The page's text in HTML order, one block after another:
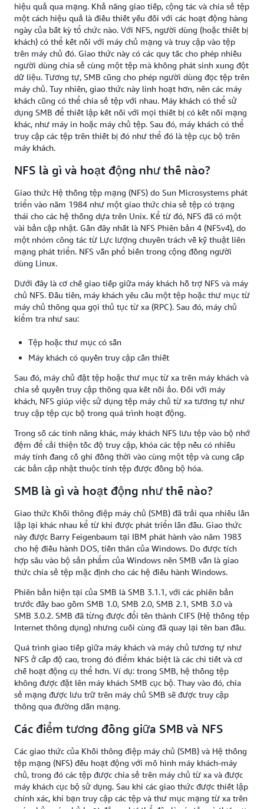
hiệu quả qua mạng. Khả năng giao tiếp, cộng tác và chia sẻ tệp
một cách hiệu quả là điều thiết yếu đối với các hoạt động hàng
ngày của bất kỳ tổ chức nào. Với NFS, người dùng (hoặc thiết bị
khách) có thể kết nối với máy chủ mạng và truy cập vào tệp
trên máy chủ đó. Giao thức này có các quy tắc cho phép nhiều
người dùng chia sẻ cùng một tệp mà không phát sinh xung đột
dữ liệu. Tương tự, SMB cũng cho phép người dùng đọc tệp trên
máy chủ. Tuy nhiên, giao thức này linh hoạt hơn, nên các máy
khách cũng có thể chia sẻ tệp với nhau. Máy khách có thể sử
dụng SMB để thiết lập kết nối với mọi thiết bị có kết nối mạng
khác, như máy in hoặc máy chủ tệp. Sau đó, máy khách có thể
truy cập các tệp trên thiết bị đó như thể đó là tệp cục bộ trên
máy khách.
NFS là gì và hoạt động như thế nào?
Giao thức Hệ thống tệp mạng (NFS) do Sun Microsystems phát
triển vào năm 1984 như một giao thức chia sẻ tệp có trạng
thái cho các hệ thống dựa trên Unix. Kể từ đó, NFS đã có một
vài bản cập nhật. Gần đây nhất là NFS Phiên bản 4 (NFSv4), do
một nhóm công tác từ Lực lượng chuyên trách về kỹ thuật liên
mạng phát triển. NFS vẫn phổ biến trong cộng đồng người
dùng Linux.
Dưới đây là cơ chế giao tiếp giữa máy khách hỗ trợ NFS và máy
chủ NFS. Đầu tiên, máy khách yêu cầu một tệp hoặc thư mục từ
máy chủ thông qua gọi thủ tục từ xa (RPC). Sau đó, máy chủ
kiểm tra như sau:
Tệp hoặc thư mục có sẵn
Máy khách có quyền truy cập cần thiết
Sau đó, máy chủ đặt tệp hoặc thư mục từ xa trên máy khách và
chia sẻ quyền truy cập thông qua kết nối ảo. Đối với máy
khách, NFS giúp việc sử dụng tệp máy chủ từ xa tương tự như
truy cập tệp cục bộ trong quá trình hoạt động.
Trong số các tính năng khác, máy khách NFS lưu tệp vào bộ nhớ
đệm để cải thiện tốc độ truy cập, khóa các tệp nếu có nhiều
máy tính đang cố ghi đồng thời vào cùng một tệp và cung cấp
các bản cập nhật thuộc tính tệp được đồng bộ hóa.
SMB là gì và hoạt động như thế nào?
Giao thức Khối thông điệp máy chủ (SMB) đã trải qua nhiều lần
lặp lại khác nhau kể từ khi được phát triển lần đầu. Giao thức
này được Barry Feigenbaum tại IBM phát hành vào năm 1983
cho hệ điều hành DOS, tiền thân của Windows. Do được tích
hợp sâu vào bộ sản phẩm của Windows nên SMB vẫn là giao
thức chia sẻ tệp mặc định cho các hệ điều hành Windows.
Phiên bản hiện tại của SMB là SMB 3.1.1, với các phiên bản
trước đây bao gồm SMB 1.0, SMB 2.0, SMB 2.1, SMB 3.0 và
SMB 3.0.2. SMB đã từng được đổi tên thành CIFS (Hệ thống tệp
Internet thông dụng) nhưng cuối cùng đã quay lại tên ban đầu.
Quá trình giao tiếp giữa máy khách và máy chủ tương tự như
NFS ở cấp độ cao, trong đó điểm khác biệt là các chi tiết và cơ
chế hoạt động cụ thể hơn. Ví dụ: trong SMB, hệ thống tệp
không được đặt lên máy khách SMB cục bộ. Thay vào đó, chia
sẻ mạng được lưu trữ trên máy chủ SMB sẽ được truy cập
thông qua đường dẫn mạng.
Các điểm tương đồng giữa SMB và NFS
Các giao thức của Khối thông điệp máy chủ (SMB) và Hệ thống
tệp mạng (NFS) đều hoạt động với mô hình máy khách-máy
chủ, trong đó các tệp được chia sẻ trên máy chủ từ xa và được
máy khách cục bộ sử dụng. Sau khi các giao thức được thiết lập
chính xác, khi bạn truy cập các tệp và thư mục mạng từ xa trên